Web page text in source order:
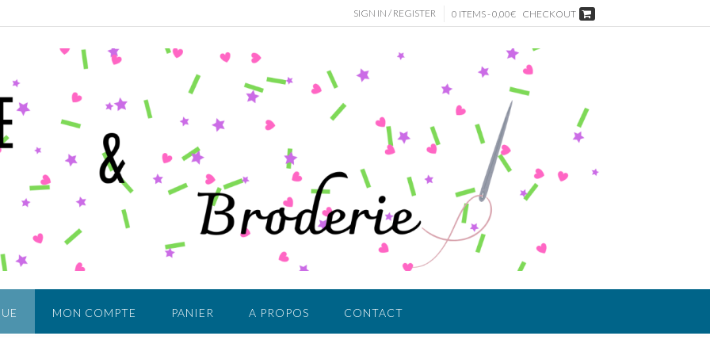
SIGN IN / REGISTER 0 ITEMS - 0,00€ CHECKOUT
MON COMPTE PANIER A PROPOS CONTACT